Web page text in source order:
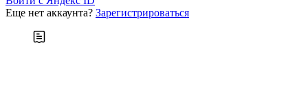
Еще нет аккаунта? Зарегистрироваться